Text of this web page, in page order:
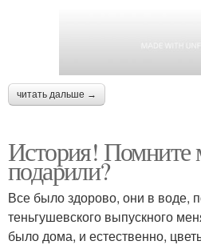
читать дальше →
История! Помните
подарили?
Все было здорово, они в воде,
теньгушевского выпускного
было дома, и естественно,